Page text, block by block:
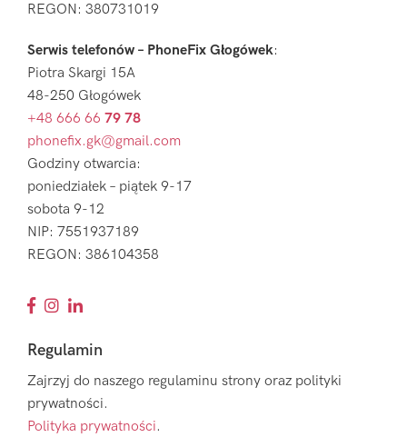
REGON: 380731019
Serwis telefonów – PhoneFix Głogówek:
Piotra Skargi 15A
48-250 Głogówek
+48 666 66 79 78
phonefix.gk@gmail.com
Godziny otwarcia:
poniedziałek – piątek 9-17
sobota 9-12
NIP: 7551937189
REGON: 386104358
Regulamin
Zajrzyj do naszego regulaminu strony oraz polityki
prywatności.
Polityka prywatności.